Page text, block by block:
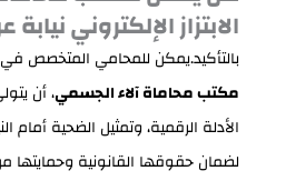
الابتزاز الإلكتروني
بالتأكيد.يمكن للمحامي المتخصص في
مكتب محاماة آلاء الجسمي، أن
الأدلة الرقمية، وتمثيل الضحية أمام
لضمان حقوقها القانونية